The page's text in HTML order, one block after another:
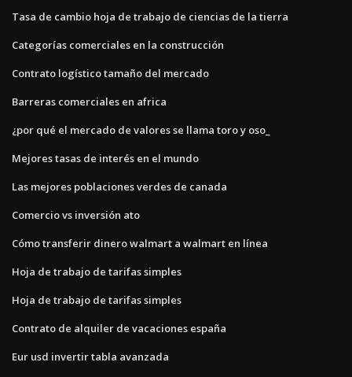
Tasa de cambio hoja de trabajo de ciencias de la tierra
Categorías comerciales en la construcción
Contrato logístico tamaño del mercado
Barreras comerciales en africa
¿por qué el mercado de valores se llama toro y oso_
Mejores tasas de interés en el mundo
Las mejores poblaciones verdes de canada
Comercio vs inversión ato
Cómo transferir dinero walmart a walmart en línea
Hoja de trabajo de tarifas simples
Hoja de trabajo de tarifas simples
Contrato de alquiler de vacaciones españa
Eur usd invertir tabla avanzada